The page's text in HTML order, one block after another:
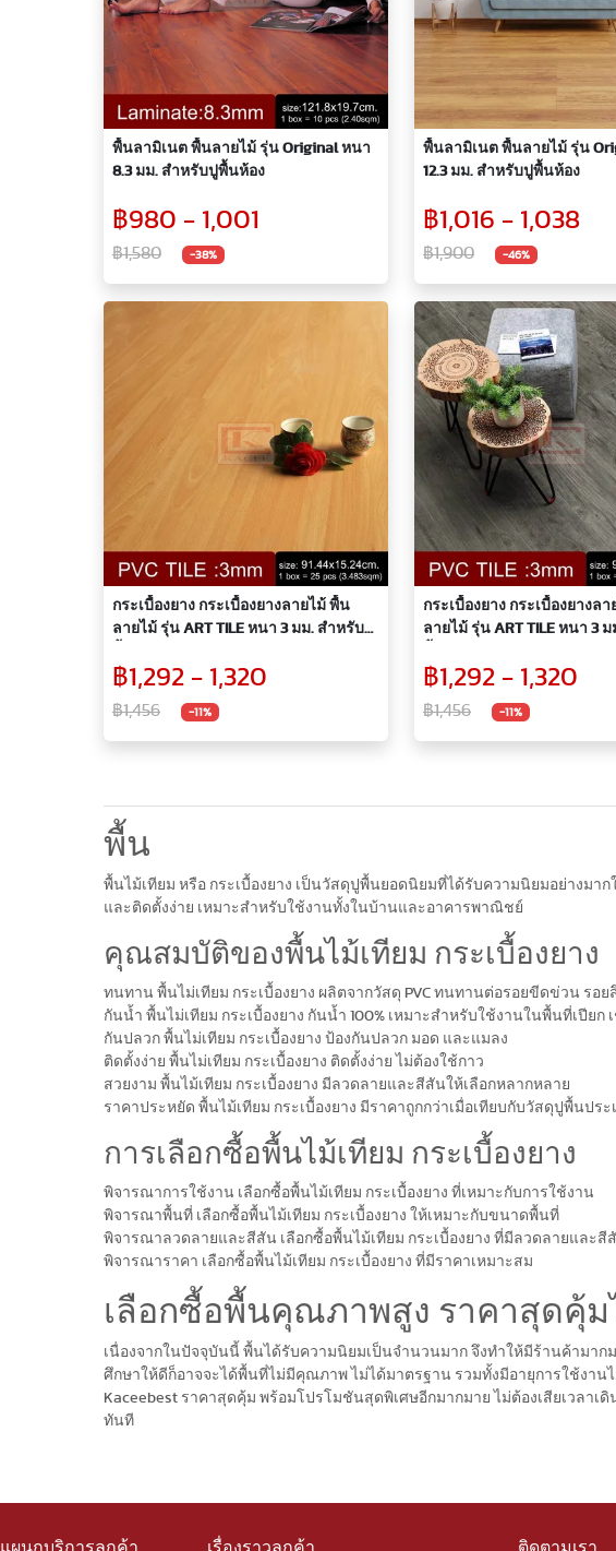
พื้นลามิเนต พื้นลายไม้ รุ่น Original หนา
8.3 มม. สำหรับปูพื้นห้อง
฿980 - 1,001
฿1,580 -38%
พื้นลามิเนต พื้นลายไม้ รุ่น
12.3 มม. สำหรับปูพื้นห้อง
฿1,016 - 1,038
฿1,900 -46%
กระเบื้องยาง กระเบื้องยางลายไม้ พื้น
ลายไม้ รุ่น ART TILE หนา 3 มม. สำหรับปู
฿1,292 - 1,320
฿1,456 -11%
กระเบื้องยาง กระเบื้องยางล
ลายไม้ รุ่น ART TILE หนา 3
฿1,292 - 1,320
฿1,456 -11%
พื้น
พื้นไม้เทียม หรือ กระเบื้องยาง เป็นวัสดุปูพื้นยอดนิยมที่ได้รับความนิยมอย่างม
และติดตั้งง่าย เหมาะสำหรับใช้งานทั้งในบ้านและอาคารพาณิชย์
คุณสมบัติของพื้นไม้เทียม กระเบื้องยาง
ทนทาน พื้นไม่เทียม กระเบื้องยาง ผลิตจากวัสดุ PVC ทนทานต่อรอยขีดข่วน รอ
กันน้ำ พื้นไม่เทียม กระเบื้องยาง กันน้ำ 100% เหมาะสำหรับใช้งานในพื้นที่เปียก
กันปลวก พื้นไม่เทียม กระเบื้องยาง ป้องกันปลวก มอด และแมลง
ติดตั้งง่าย พื้นไม่เทียม กระเบื้องยาง ติดตั้งง่าย ไม่ต้องใช้กาว
สวยงาม พื้นไม้เทียม กระเบื้องยาง มีลวดลายและสีสันให้เลือกหลากหลาย
ราคาประหยัด พื้นไม้เทียม กระเบื้องยาง มีราคาถูกกว่าเมื่อเทียบกับวัสดุปูพื้นประ
การเลือกซื้อพื้นไม้เทียม กระเบื้องยาง
พิจารณาการใช้งาน เลือกซื้อพื้นไม้เทียม กระเบื้องยาง ที่เหมาะกับการใช้งาน
พิจารณาพื้นที่ เลือกซื้อพื้นไม้เทียม กระเบื้องยาง ให้เหมาะกับขนาดพื้นที่
พิจารณาลวดลายและสีสัน เลือกซื้อพื้นไม้เทียม กระเบื้องยาง ที่มีลวดลายและสี
พิจารณาราคา เลือกซื้อพื้นไม้เทียม กระเบื้องยาง ที่มีราคาเหมาะสม
เลือกซื้อพื้นคุณภาพสูง ราคาสุดคุ้ม
เนื่องจากในปัจจุบันนี้ พื้นได้รับความนิยมเป็นจำนวนมาก จึงทำให้มีร้านค้ามาก
ศึกษาให้ดีก็อาจจะได้พื้นที่ไม่มีคุณภาพ ไม่ได้มาตรฐาน รวมทั้งมีอายุการใช้งา
Kaceebest ราคาสุดคุ้ม พร้อมโปรโมชันสุดพิเศษอีกมากมาย ไม่ต้องเสียเวลาเ
ทันที
แผนกบริการลูกค้า เรื่องราวลูกค้า ติดตามเรา